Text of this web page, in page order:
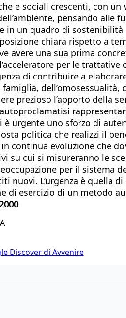
e sociali crescenti, con
pensando alle
in un quadro di
chiara rispetto a
avere una sua prima
per le trattative
di contribuire a
prezioso l’apporto della
urgente uno sforzo di
politica che realizzi il
continua evoluzione che
su cui si misureranno le
per il sistema
nuovi. L’urgenza è quella
di esercizio di un metodo
Discover di Avvenire